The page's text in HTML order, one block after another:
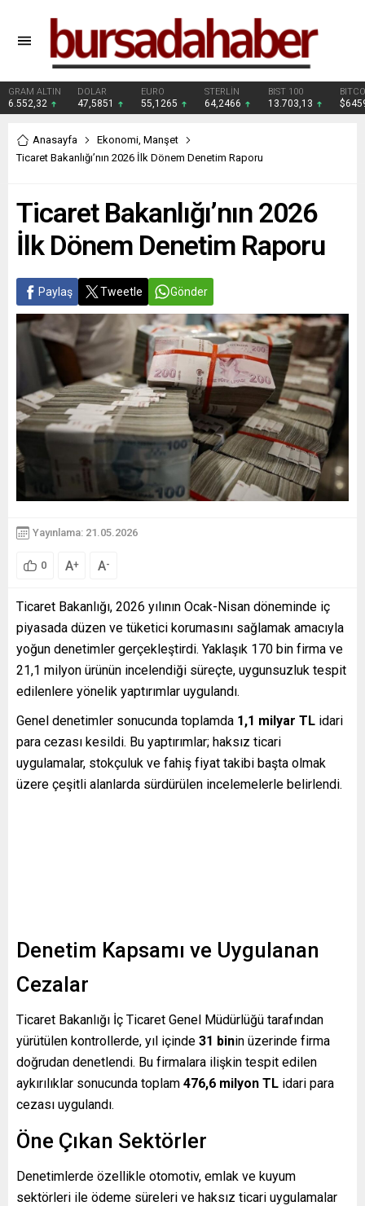
GRAM ALTIN
6.552,32
DOLAR
47,5851
EURO
55,1265
STERLİN
64,2466
BIST 100
13.703,13
Anasayfa Ekonomi, Manşet
Ticaret Bakanlığı’nın 2026 İlk Dönem Denetim Raporu
Ticaret Bakanlığı’nın 2026
İlk Dönem Denetim Raporu
Paylaş Tweetle Gönder
Yayınlama: 21.05.2026
0 A+ A-
Ticaret Bakanlığı, 2026 yılının Ocak-Nisan döneminde iç
piyasada düzen ve tüketici korumasını sağlamak amacıyla
yoğun denetimler gerçekleştirdi. Yaklaşık 170 bin firma ve
21,1 milyon ürünün incelendiği süreçte, uygunsuzluk tespit
edilenlere yönelik yaptırımlar uygulandı.
Genel denetimler sonucunda toplamda 1,1 milyar TL idari
para cezası kesildi. Bu yaptırımlar; haksız ticari
uygulamalar, stokçuluk ve fahiş fiyat takibi başta olmak
üzere çeşitli alanlarda sürdürülen incelemelerle belirlendi.
Denetim Kapsamı ve Uygulanan
Cezalar
Ticaret Bakanlığı İç Ticaret Genel Müdürlüğü tarafından
yürütülen kontrollerde, yıl içinde 31 binin üzerinde firma
doğrudan denetlendi. Bu firmalara ilişkin tespit edilen
aykırılıklar sonucunda toplam 476,6 milyon TL idari para
cezası uygulandı.
Öne Çıkan Sektörler
Denetimlerde özellikle otomotiv, emlak ve kuyum
sektörleri ile ödeme süreleri ve haksız ticari uygulamalar